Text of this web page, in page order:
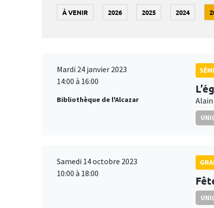
À VENIR 2026 2025 2024
Mardi 24 janvier 2023
14:00 à 16:00
Bibliothèque de l'Alcazar
Samedi 14 octobre 2023
10:00 à 18:00